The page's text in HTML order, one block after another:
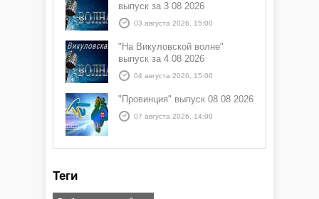
выпуск за 3 08 2026
03 августа 2026, 15:00
"На Викуловской волне"
выпуск за 4 08 2026
04 августа 2026, 15:00
"Провинция" выпуск 08 08 2026
07 августа 2026, 14:00
Теги